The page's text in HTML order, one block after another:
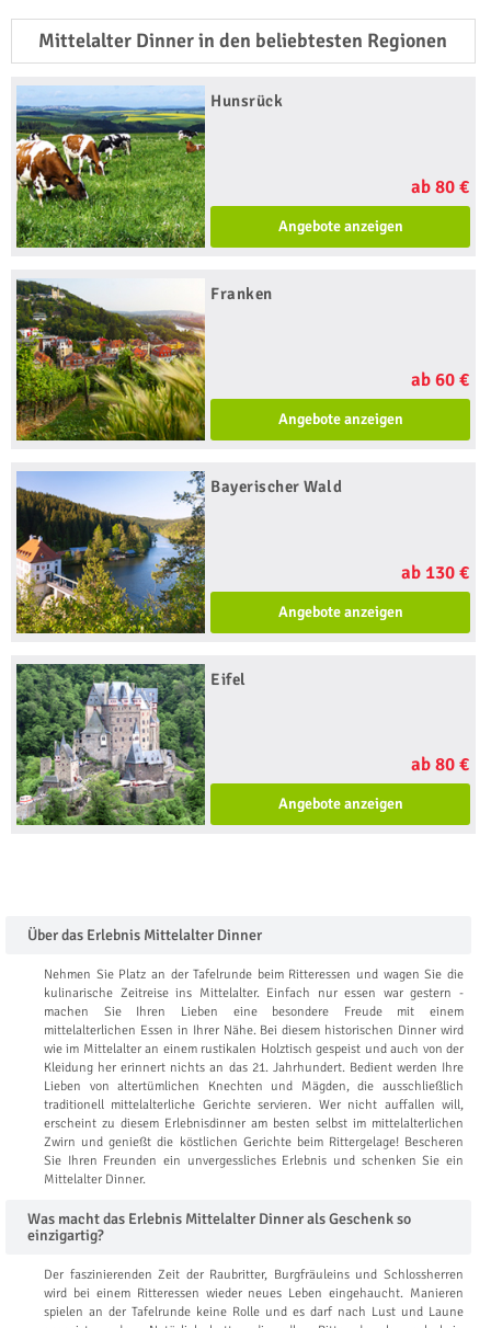
Mittelalter Dinner in den beliebtesten Regionen
Hunsrück
ab 80 €
Angebote anzeigen
Franken
ab 60 €
Angebote anzeigen
Bayerischer Wald
ab 130 €
Angebote anzeigen
Eifel
ab 80 €
Angebote anzeigen
Über das Erlebnis Mittelalter Dinner
Nehmen Sie Platz an der Tafelrunde beim Ritteressen und wagen Sie die
kulinarische Zeitreise ins Mittelalter. Einfach nur essen war gestern -
machen Sie Ihren Lieben eine besondere Freude mit einem
mittelalterlichen Essen in Ihrer Nähe. Bei diesem historischen Dinner wird
wie im Mittelalter an einem rustikalen Holztisch gespeist und auch von der
Kleidung her erinnert nichts an das 21. Jahrhundert. Bedient werden Ihre
Lieben von altertümlichen Knechten und Mägden, die ausschließlich
traditionell mittelalterliche Gerichte servieren. Wer nicht auffallen will,
erscheint zu diesem Erlebnisdinner am besten selbst im mittelalterlichen
Zwirn und genießt die köstlichen Gerichte beim Rittergelage! Bescheren
Sie Ihren Freunden ein unvergessliches Erlebnis und schenken Sie ein
Mittelalter Dinner.
Was macht das Erlebnis Mittelalter Dinner als Geschenk so
einzigartig?
Der faszinierenden Zeit der Raubritter, Burgfräuleins und Schlossherren
wird bei einem Ritteressen wieder neues Leben eingehaucht. Manieren
spielen an der Tafelrunde keine Rolle und es darf nach Lust und Laune